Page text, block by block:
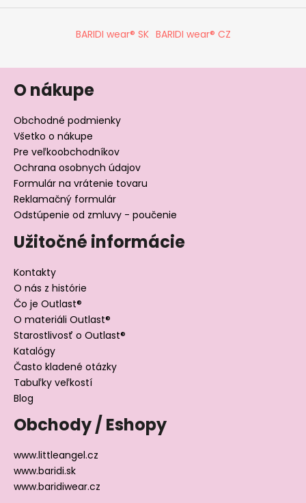
BARIDI wear® SK BARIDI wear® CZ
O nákupe
Obchodné podmienky
Všetko o nákupe
Pre veľkoobchodníkov
Ochrana osobnych údajov
Formulár na vrátenie tovaru
Reklamačný formulár
Odstúpenie od zmluvy - poučenie
Užitočné informácie
Kontakty
O nás z histórie
Čo je Outlast®
O materiáli Outlast®
Starostlivosť o Outlast®
Katalógy
Často kladené otázky
Tabuľky veľkostí
Blog
Obchody / Eshopy
www.littleangel.cz
www.baridi.sk
www.baridiwear.cz